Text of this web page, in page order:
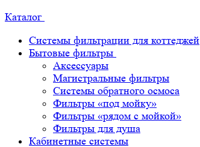
Каталог
Системы фильтрации для коттеджей
Бытовые фильтры
Аксессуары
Магистральные фильтры
Системы обратного осмоса
Фильтры «под мойку»
Фильтры «рядом с мойкой»
Фильтры для душа
Кабинетные системы